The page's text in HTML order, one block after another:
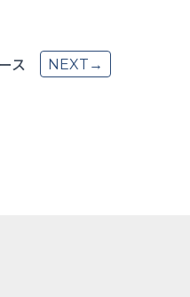
ス NEXT→